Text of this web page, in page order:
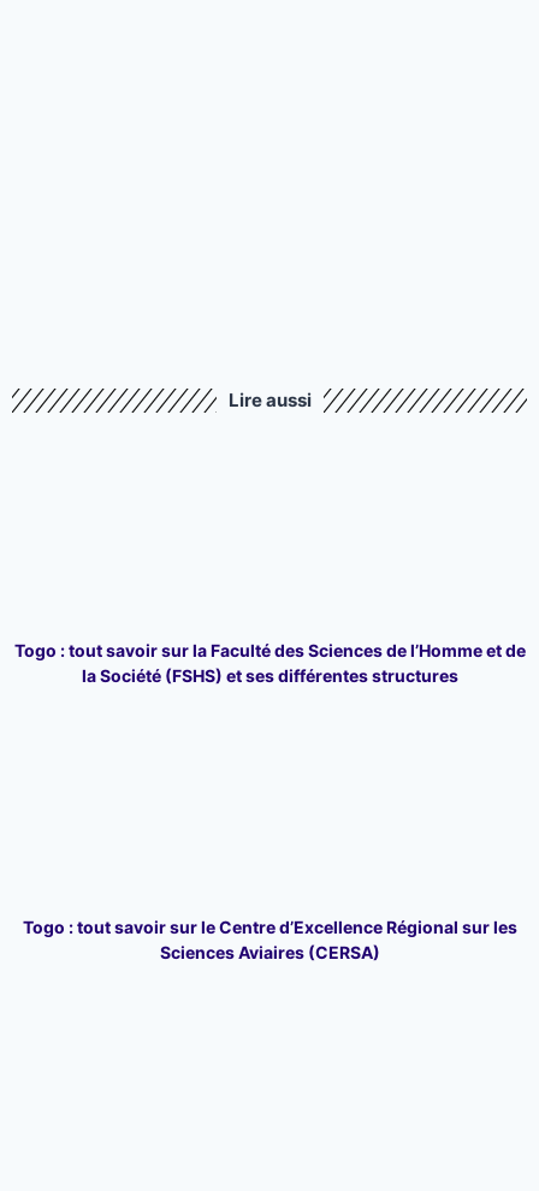
Lire aussi
Togo : tout savoir sur la Faculté des Sciences de l’Homme et de
la Société (FSHS) et ses différentes structures
Togo : tout savoir sur le Centre d’Excellence Régional sur les
Sciences Aviaires (CERSA)